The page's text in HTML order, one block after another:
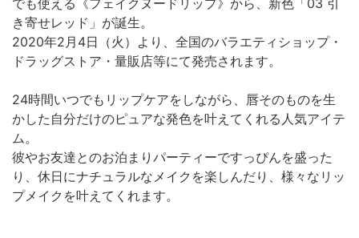
き寄せレッド」が誕生。
2020年2月4日（火）より、全国のバラエティショップ・
ドラッグストア・量販店等にて発売されます。
24時間いつでもリップケアをしながら、唇そのものを生
かした自分だけのピュアな発色を叶えてくれる人気アイテ
ム。
彼やお友達とのお泊まりパーティーですっぴんを盛った
り、休日にナチュラルなメイクを楽しんだり、様々なリッ
プメイクを叶えてくれます。